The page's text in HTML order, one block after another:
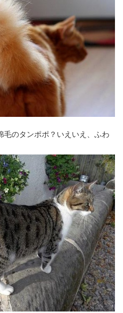
毛のタンポポ？いえいえ、ふわ